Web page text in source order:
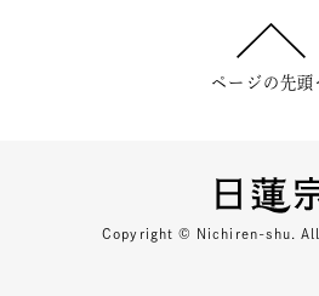
ページの先頭
Copyright © Nichiren-shu.